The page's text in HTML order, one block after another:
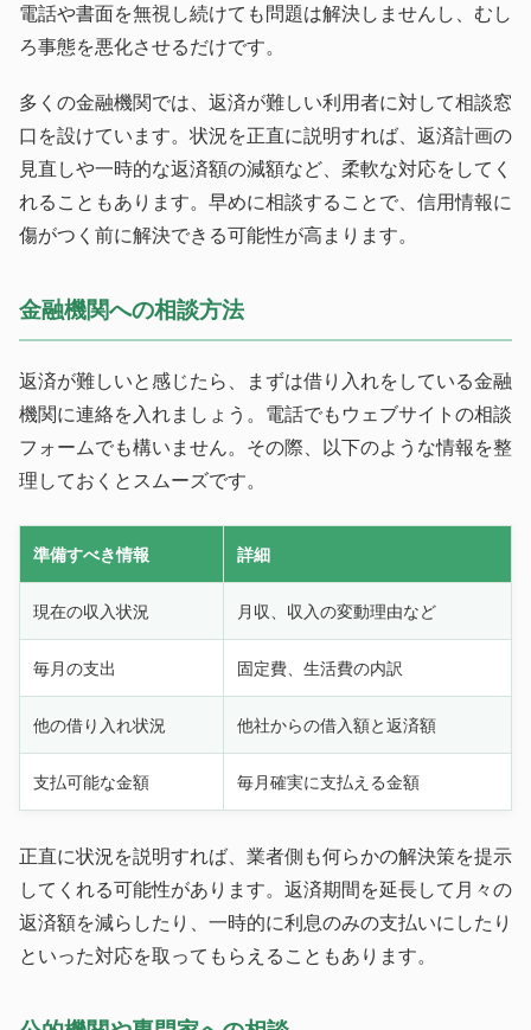
電話や書面を無視し続けても問題は解決しませんし、むし
ろ事態を悪化させるだけです。
多くの金融機関では、返済が難しい利用者に対して相談窓
口を設けています。状況を正直に説明すれば、返済計画の
見直しや一時的な返済額の減額など、柔軟な対応をしてく
れることもあります。早めに相談することで、信用情報に
傷がつく前に解決できる可能性が高まります。
金融機関への相談方法
返済が難しいと感じたら、まずは借り入れをしている金融
機関に連絡を入れましょう。電話でもウェブサイトの相談
フォームでも構いません。その際、以下のような情報を整
理しておくとスムーズです。
準備すべき情報 詳細
現在の収入状況 月収、収入の変動理由など
毎月の支出 固定費、生活費の内訳
他の借り入れ状況 他社からの借入額と返済額
支払可能な金額 毎月確実に支払える金額
正直に状況を説明すれば、業者側も何らかの解決策を提示
してくれる可能性があります。返済期間を延長して月々の
返済額を減らしたり、一時的に利息のみの支払いにしたり
といった対応を取ってもらえることもあります。